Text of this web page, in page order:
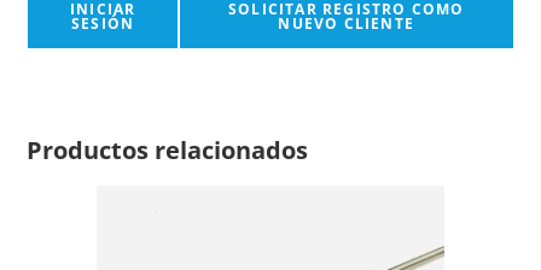
INICIAR
SESIÓN
SOLICITAR REGISTRO COMO
NUEVO CLIENTE
Productos relacionados